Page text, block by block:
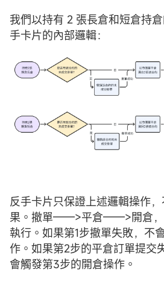
我們以持有 2 張長倉和短倉持
手卡片的內部邏輯：
反手卡片只保證上述邏輯操作
果。撤單——>平倉——>開倉，
執行。如果第1步撤單失敗，不
作。如果第2步的平倉訂單提交
會觸發第3步的開倉操作。